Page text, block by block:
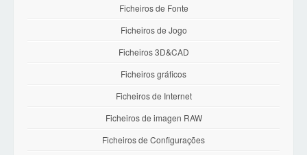
Ficheiros de Fonte
Ficheiros de Jogo
Ficheiros 3D&CAD
Ficheiros gráficos
Ficheiros de Internet
Ficheiros de imagen RAW
Ficheiros de Configurações